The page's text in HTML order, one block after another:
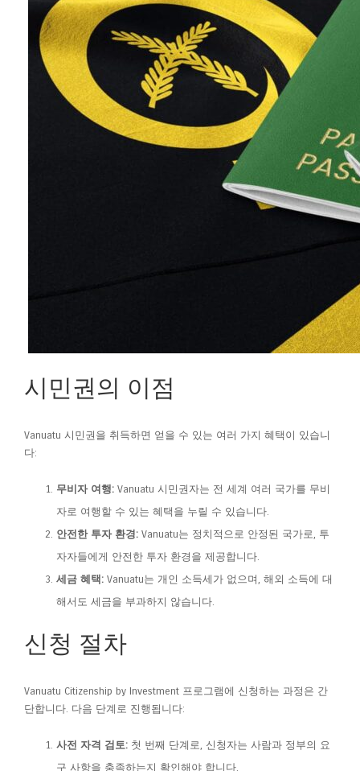
시민권의 이점
Vanuatu 시민권을 취득하면 얻을 수 있는 여러 가지 혜택이 있습니
다:
무비자 여행: Vanuatu 시민권자는 전 세계 여러 국가를 무비
자로 여행할 수 있는 혜택을 누릴 수 있습니다.
안전한 투자 환경: Vanuatu는 정치적으로 안정된 국가로, 투
자자들에게 안전한 투자 환경을 제공합니다.
세금 혜택: Vanuatu는 개인 소득세가 없으며, 해외 소득에 대
해서도 세금을 부과하지 않습니다.
신청 절차
Vanuatu Citizenship by Investment 프로그램에 신청하는 과정은 간
단합니다. 다음 단계로 진행됩니다:
사전 자격 검토: 첫 번째 단계로, 신청자는 사람과 정부의 요
구 사항을 충족하는지 확인해야 합니다.